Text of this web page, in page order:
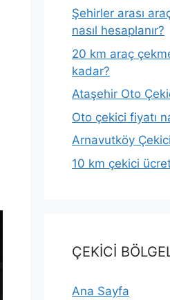
Şehirler arası
nasıl hesaplanır?
20 km araç
kadar?
Ataşehir Oto
Oto çekici fiyatı
Arnavutköy
10 km çekici
ÇEKİCİ
Ana Sayfa